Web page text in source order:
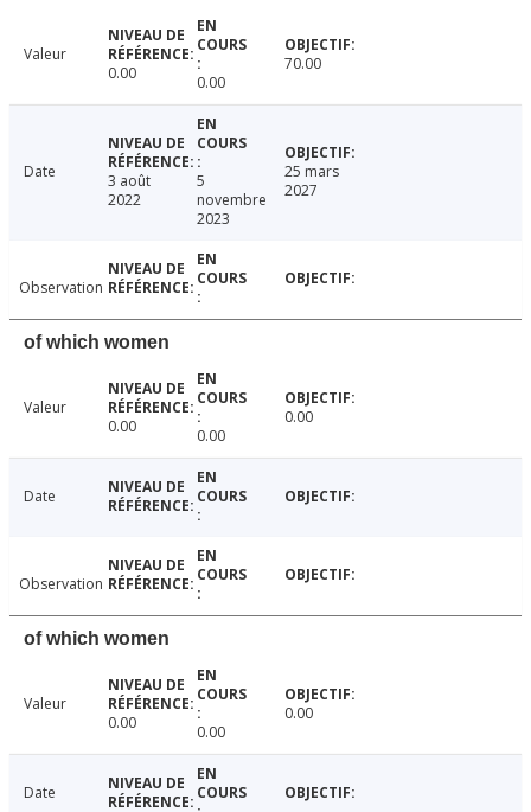
Valeur
0.00
0.00
70.00
Date
3 août
2022
5
novembre
2023
25 mars
2027
Observation
of which women
Valeur
0.00
0.00
0.00
Date
Observation
of which women
Valeur
0.00
0.00
0.00
Date